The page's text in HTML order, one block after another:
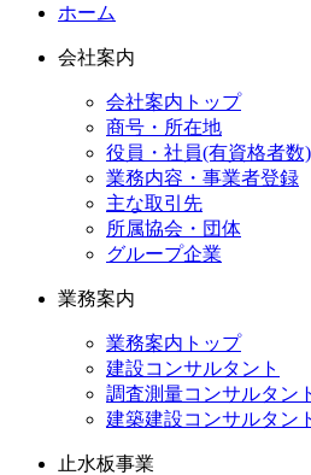
ホーム
会社案内
会社案内トップ
商号・所在地
役員・社員(有資格者数)
業務内容・事業者登録
主な取引先
所属協会・団体
グループ企業
業務案内
業務案内トップ
建設コンサルタント
調査測量コンサルタン
建築建設コンサルタン
止水板事業